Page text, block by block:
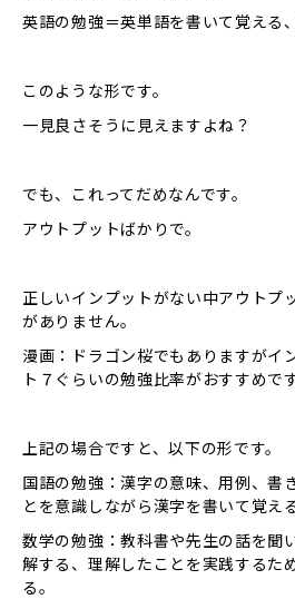
英語の勉強＝英単語を書いて覚える
このような形です。
一見良さそうに見えますよね？
でも、これってだめなんです。
アウトプットばかりで。
正しいインプットがない中アウトプ
がありません。
漫画：ドラゴン桜でもありますがイ
ト７ぐらいの勉強比率がおすすめです
上記の場合ですと、以下の形です。
国語の勉強：漢字の意味、用例、書
とを意識しながら漢字を書いて覚え
数学の勉強：教科書や先生の話を聞
解する、理解したことを実践するた
る。